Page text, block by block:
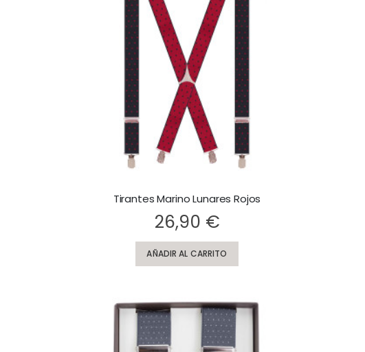
Tirantes Marino Lunares Rojos
26,90 €
AÑADIR AL CARRITO